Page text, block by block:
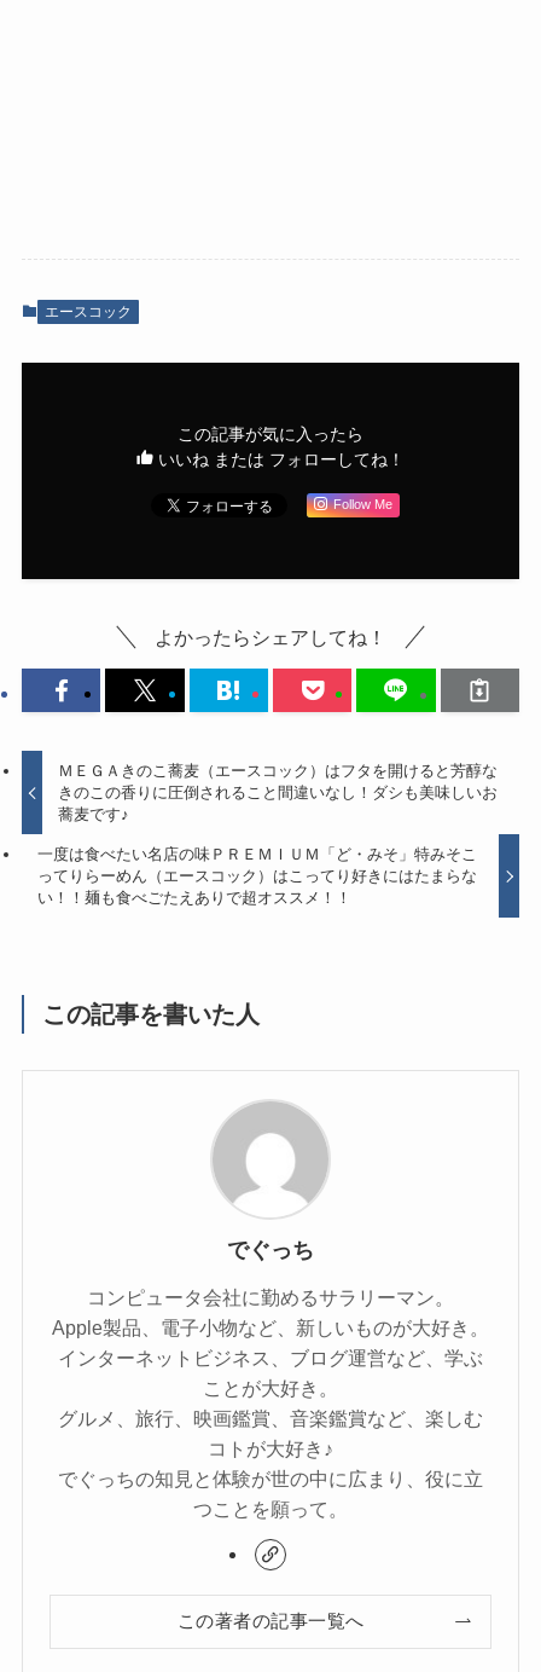
エースコック
この記事が気に入ったら
いいね または フォローしてね！
Follow Me
よかったらシェアしてね！
ＭＥＧＡきのこ蕎麦（エースコック）はフタを開けると芳醇な
きのこの香りに圧倒されること間違いなし！ダシも美味しいお
蕎麦です♪
一度は食べたい名店の味ＰＲＥＭＩＵＭ「ど・みそ」特みそこ
ってりらーめん（エースコック）はこってり好きにはたまらな
い！！麺も食べごたえありで超オススメ！！
この記事を書いた人
でぐっち
コンピュータ会社に勤めるサラリーマン。
Apple製品、電子小物など、新しいものが大好き。
インターネットビジネス、ブログ運営など、学ぶ
ことが大好き。
グルメ、旅行、映画鑑賞、音楽鑑賞など、楽しむ
コトが大好き♪
でぐっちの知見と体験が世の中に広まり、役に立
つことを願って。
この著者の記事一覧へ